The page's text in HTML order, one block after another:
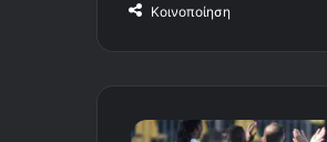
Κοινοποίηση
Η